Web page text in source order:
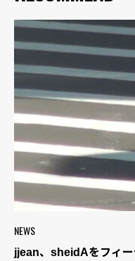
NEWS
jjean、sheidAをフィ